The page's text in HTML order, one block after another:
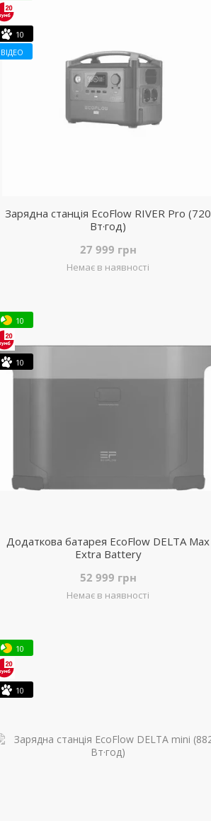
10
ВІДЕО
Зарядна станція EcoFlow RIVER Pro (720
Вт·год)
27 999 грн
Немає в наявності
10
10
Додаткова батарея EcoFlow DELTA Max
Extra Battery
52 999 грн
Немає в наявності
10
10